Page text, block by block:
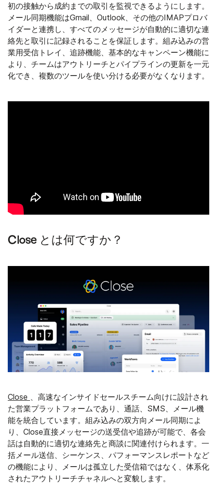
初の接触から成約までの取引を監視できるようにします。
メール同期機能はGmail、Outlook、その他のIMAPプロバ
イダーと連携し、すべてのメッセージが自動的に適切な連
絡先と取引に記録されることを保証します。組み込みの営
業用受信トレイ、追跡機能、基本的なキャンペーン機能に
より、チームはアウトリーチとパイプラインの更新を一元
化でき、複数のツールを使い分ける必要がなくなります。
Close とは何ですか？
Close
、高速なインサイドセールスチーム向けに設計され
た営業プラットフォームであり、通話、SMS、メール機
能を統合しています。組み込みの双方向メール同期によ
り、Close直接メッセージの送受信や追跡が可能で、各会
話は自動的に適切な連絡先と商談に関連付けられます。一
括メール送信、シーケンス、パフォーマンスレポートなど
の機能により、メールは孤立した受信箱ではなく、体系化
されたアウトリーチチャネルへと変貌します。